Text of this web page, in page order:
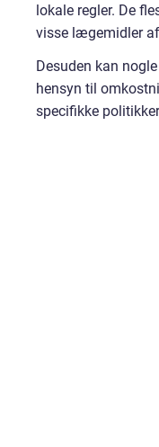
lokale regler. De
visse lægemidler
Desuden kan
hensyn til
specifikke